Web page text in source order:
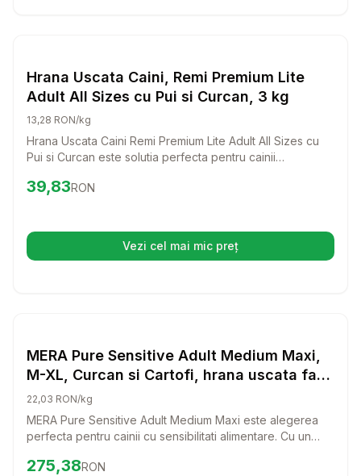
Hrana Uscata Caini
Hrana Uscata Caini, Remi Premium Lite
Adult All Sizes cu Pui si Curcan, 3 kg
13,28 RON/kg
Hrana Uscata Caini Remi Premium Lite Adult All Sizes cu
Pui si Curcan este solutia perfecta pentru cainii
nutrienti si proteine premium, aceasta hrana le va oferi
Preț:39.83
39,83RON
Vezi cel mai mic preț(se deschide într-o filă nouă)
Hrana Uscata Caini
MERA Pure Sensitive Adult Medium Maxi,
M-XL, Curcan si Cartofi, hrana uscata fara
cereale caini, alergii, 12.5kg
22,03 RON/kg
MERA Pure Sensitive Adult Medium Maxi este alegerea
perfecta pentru cainii cu sensibilitati alimentare. Cu un
uscata fara cereale ofera o dieta echilibrata si gustoasa
Preț: 275.38 RON
275,38RON